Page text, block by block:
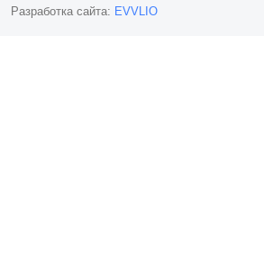
Разработка сайта: EVVLIO